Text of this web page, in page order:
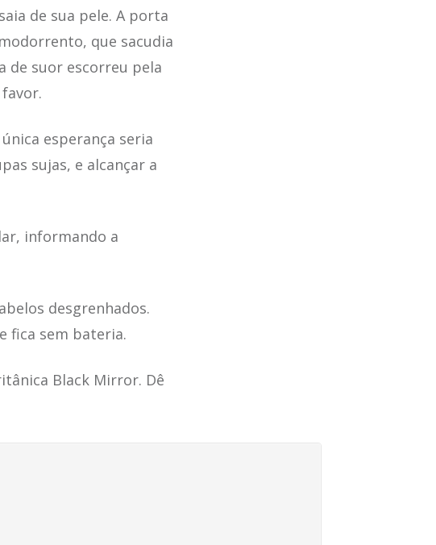
de sua pele. A porta
que sacudia
de suor escorreu pela
esperança seria
sujas, e alcançar a
informando a
desgrenhados.
fica sem bateria.
Black Mirror. Dê